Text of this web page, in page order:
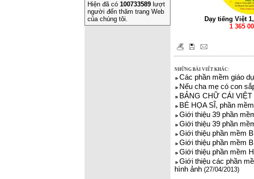
Hiện đã có 100733589 lượt
người đến thăm trang Web
của chúng tôi.
Dạy tiếng Việt
1 365
NHỮNG BÀI VIẾT KHÁC:
Các phần mềm giáo
Nếu cha mẹ có con
BẢNG CHỮ CÁI
BÉ HỌA SĨ, phần
Giới thiệu 39 phần
Giới thiệu 39 phần
Giới thiệu phần mềm
Giới thiệu phần mềm
Giới thiệu phần mềm
Giới thiệu các phần
hình ảnh (27/04/2013)